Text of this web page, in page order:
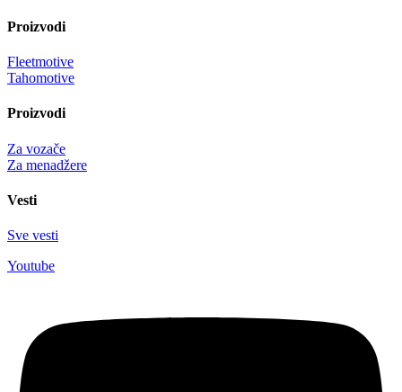
Proizvodi
Fleetmotive
Tahomotive
Proizvodi
Za vozače
Za menadžere
Vesti
Sve vesti
Youtube